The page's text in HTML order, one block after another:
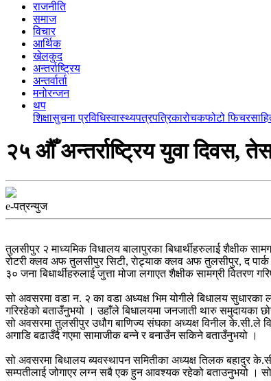
राजनीति
समाज
विचार
आर्थिक
खेलकुद
अन्तर्राष्ट्रिय
अन्तर्वार्ता
मनोरन्जन
थप
शिक्षासुचना प्रविधिस्वास्थ्यपत्रपत्रिकारोचकफोटो फिचर
२५ औँ अन्तर्राष्ट्रिय युवा दिवस,
e-पत्रन्युज
तुलसीपुर २ माध्यमिक विधालय बालापुरका बिधार्थीहरुलाई शैक्षीक
रोटरी क्लव अफ तुलसीपुर सिटी, राेट्र्याक क्लव अफ तुलसीपुर, द पार्क
३० जना बिधार्थीहरुलाई जुत्ता मोजा लगाएत शैक्षीक सामग्री वितरण
सो अवसरमा वडा न. २ का वडा अध्यक्ष भिम योगीले बिधालय सुधारका
गरिरहेको बताउँनुभयो । उहाँले बिधालयमा जनजाती थारु समुदायका
सो अवसरमा तुलसीपुर उधौग बाणिज्य संघका अध्यक्ष विनील के.सी.ले
अगाडि बढाउँदै गएमा सामाजीक बन्ने र बनाउँन सकिने बताउँनुभयो ।
सो अवसरमा बिधालय ब्यवस्थापन समितीका अध्यक्ष तिलक बहादुर
सम्पतीलाई जोगाएर लग्न सबै एक हुन आवश्यक रहेको बताउनुभयो ।